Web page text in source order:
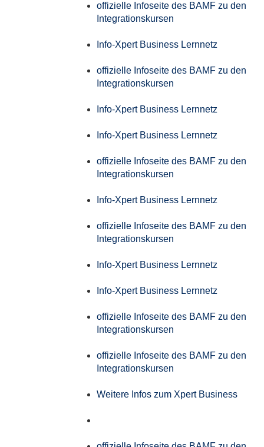
offizielle Infoseite des BAMF zu den
Integrationskursen
Info-Xpert Business Lernnetz
offizielle Infoseite des BAMF zu den
Integrationskursen
Info-Xpert Business Lernnetz
Info-Xpert Business Lernnetz
offizielle Infoseite des BAMF zu den
Integrationskursen
Info-Xpert Business Lernnetz
offizielle Infoseite des BAMF zu den
Integrationskursen
Info-Xpert Business Lernnetz
Info-Xpert Business Lernnetz
offizielle Infoseite des BAMF zu den
Integrationskursen
offizielle Infoseite des BAMF zu den
Integrationskursen
Weitere Infos zum Xpert Business